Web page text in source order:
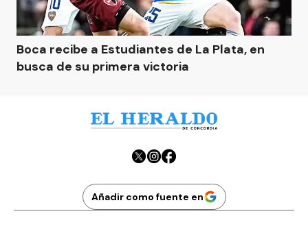
Boca recibe a Estudiantes de La Plata, en
busca de su primera victoria
Añadir como fuente en